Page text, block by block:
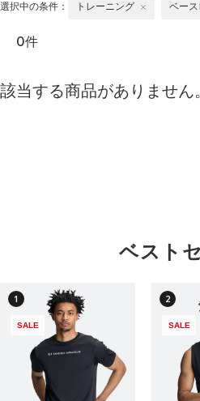
選択中の条件： トレーニング ベー
0件
該当する商品がありません。
ベスト
1
SALE
2
SALE